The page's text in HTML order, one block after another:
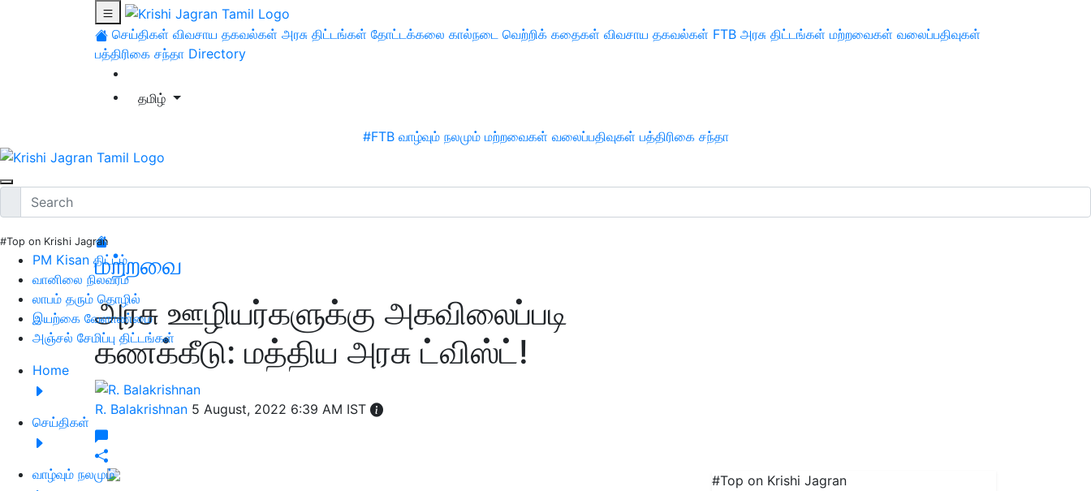
செய்திகள் விவசாய தகவல்கள் அரசு திட்டங்கள் தோட்டக்கலை கால்நடை வெற்றிக் கதைகள் விவசாய தகவல்கள் FTB அரசு திட்டங்கள் மற்றவைகள் வலைப்பதிவுகள்
பத்திரிகை சந்தா Directory
தமிழ்
#FTB வாழ்வும் நலமும் மற்றவைகள் வலைப்பதிவுகள் பத்திரிகை சந்தா
#Top on Krishi Jagran
PM Kisan திட்டம்
வானிலை நிலவரம்
லாபம் தரும் தொழில்
இயற்கை வேளாண்மை
அஞ்சல் சேமிப்பு திட்டங்கள்
Home
செய்திகள்
வாழ்வும் நலமும்
மற்றவை
அரசு ஊழியர்களுக்கு அகவிலைப்படி
கணக்கீடு: மத்திய அரசு ட்விஸ்ட்!
R. Balakrishnan 5 August, 2022 6:39 AM IST
#Top on Krishi Jagran